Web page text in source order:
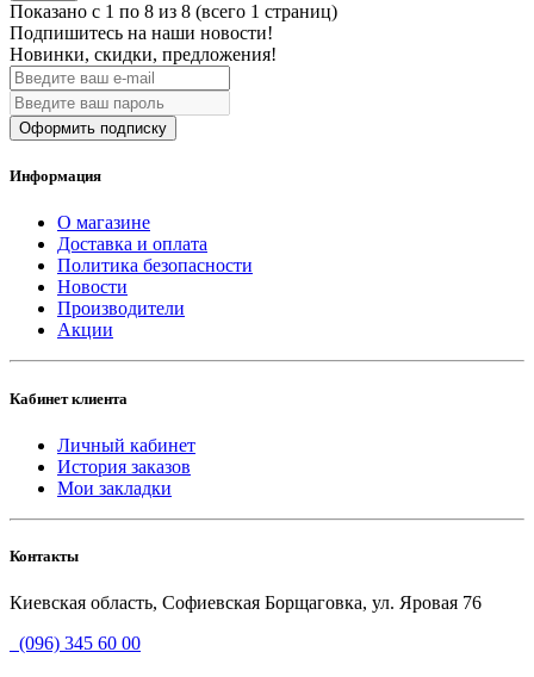
Показано с 1 по 8 из 8 (всего 1 страниц)
Подпишитесь на наши новости!
Новинки, скидки, предложения!
Оформить подписку
Информация
О магазине
Доставка и оплата
Политика безопасности
Новости
Производители
Акции
Кабинет клиента
Личный кабинет
История заказов
Мои закладки
Контакты
Киевская область, Софиевская Борщаговка, ул. Яровая 76
(096) 345 60 00